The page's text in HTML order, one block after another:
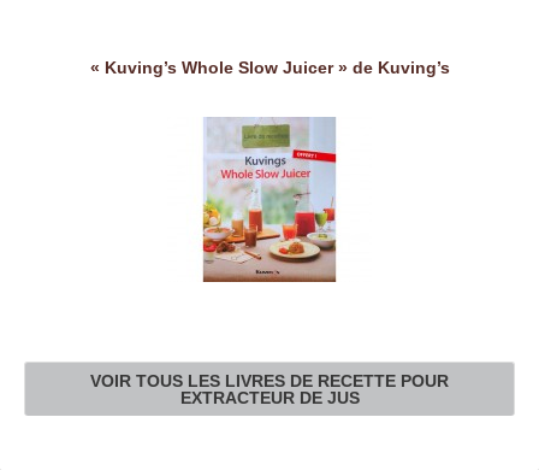
« Kuving’s Whole Slow Juicer » de Kuving’s
VOIR TOUS LES LIVRES DE RECETTE POUR
EXTRACTEUR DE JUS